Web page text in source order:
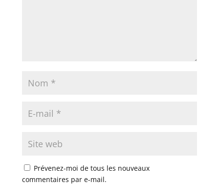
Prévenez-moi de tous les nouveaux
commentaires par e-mail.